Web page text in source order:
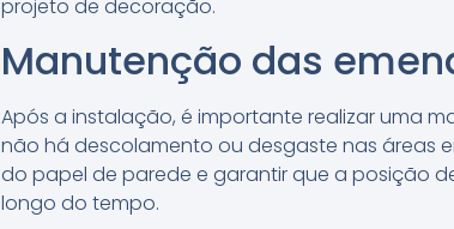
projeto de decoração.
Manutenção das
Após a instalação, é importante realizar uma
não há descolamento ou desgaste nas áreas
do papel de parede e garantir que a posição
longo do tempo.